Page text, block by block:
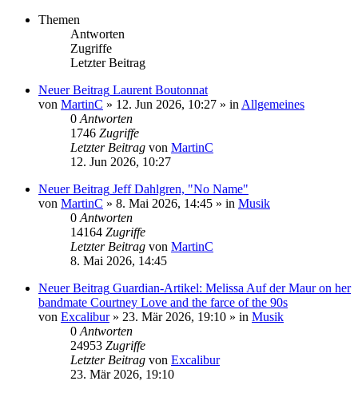
Themen
Antworten
Zugriffe
Letzter Beitrag
Neuer Beitrag Laurent Boutonnat
von MartinC » 12. Jun 2026, 10:27 » in Allgemeines
0 Antworten
1746 Zugriffe
Letzter Beitrag von MartinC
12. Jun 2026, 10:27
Neuer Beitrag Jeff Dahlgren, "No Name"
von MartinC » 8. Mai 2026, 14:45 » in Musik
0 Antworten
14164 Zugriffe
Letzter Beitrag von MartinC
8. Mai 2026, 14:45
Neuer Beitrag Guardian-Artikel: Melissa Auf der Maur on her
bandmate Courtney Love and the farce of the 90s
von Excalibur» 23. Mär 2026, 19:10 » in Musik
0 Antworten
24953 Zugriffe
Letzter Beitrag von Excalibur
23. Mär 2026, 19:10